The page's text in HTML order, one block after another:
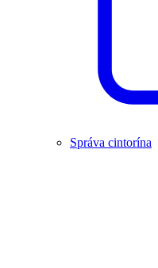
Správa cintorína